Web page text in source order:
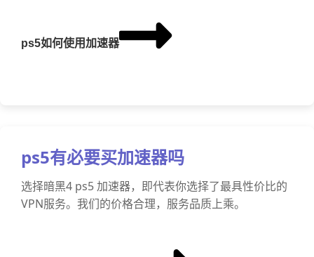
ps5如何使用加速器
ps5有必要买加速器吗
选择暗黑4 ps5 加速器，即代表你选择了最具性价比的
VPN服务。我们的价格合理，服务品质上乘。